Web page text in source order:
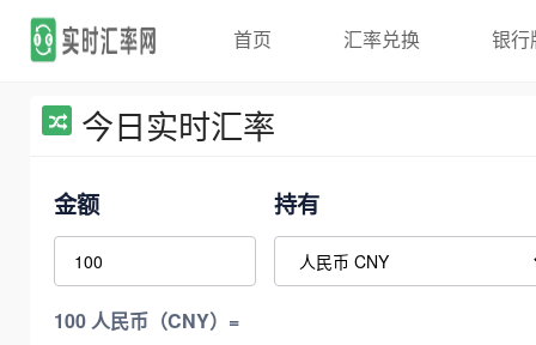
首页 汇率兑换 银行
今日实时汇率
金额 持有
100 人民币（CNY）=